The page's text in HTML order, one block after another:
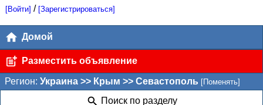
[Войти] / [Зарегистрироваться]
Домой
Разместить объявление
Регион: Украина >> Крым >> Севастополь [Поменять]
Поиск по разделу